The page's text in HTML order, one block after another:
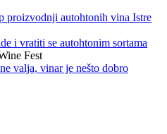
proizvodnji autohtonih vina Istre
i vratiti se autohtonim sortama
valja, vinar je nešto dobro